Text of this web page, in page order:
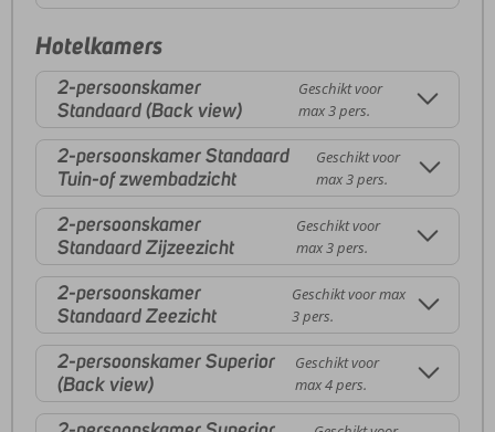
Hotelkamers
2-persoonskamer
Standaard (Back view)
Geschikt voor
max 3 pers.
2-persoonskamer Standaard
Tuin-of zwembadzicht
Geschikt voor
max 3 pers.
2-persoonskamer
Standaard Zijzeezicht
Geschikt voor
max 3 pers.
2-persoonskamer
Standaard Zeezicht
Geschikt voor max
3 pers.
2-persoonskamer Superior
(Back view)
Geschikt voor
max 4 pers.